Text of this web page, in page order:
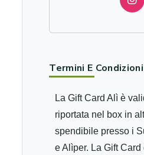
Termini E Condizioni
La Gift Card Alì è
riportata nel box in
spendibile presso i
e Alìper. La Gift